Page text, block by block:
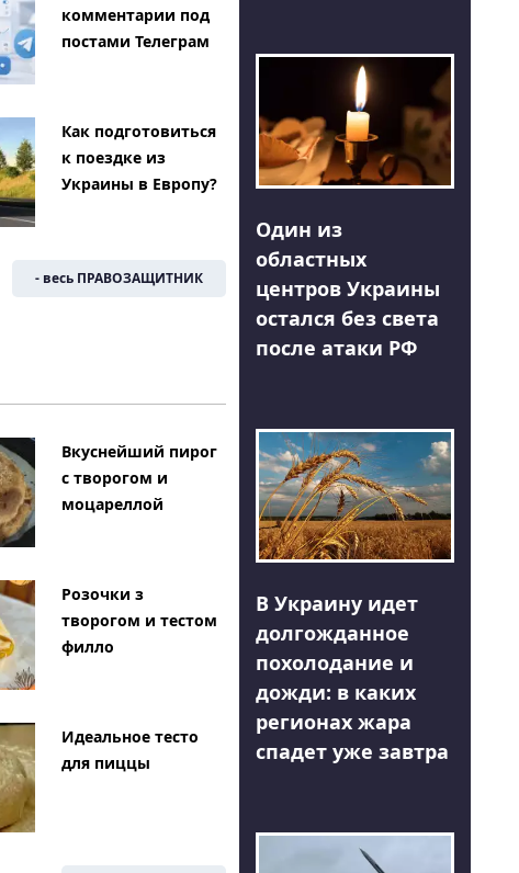
комментарии под
постами Телеграм
Как подготовиться
к поездке из
Украины в Европу?
- весь ПРАВОЗАЩИТНИК
Вкуснейший пирог
с творогом и
моцареллой
Розочки з
творогом и тестом
филло
Идеальное тесто
для пиццы
Один из
областных
центров Украины
остался без света
после атаки РФ
В Украину идет
долгожданное
похолодание и
дожди: в каких
регионах жара
спадет уже завтра